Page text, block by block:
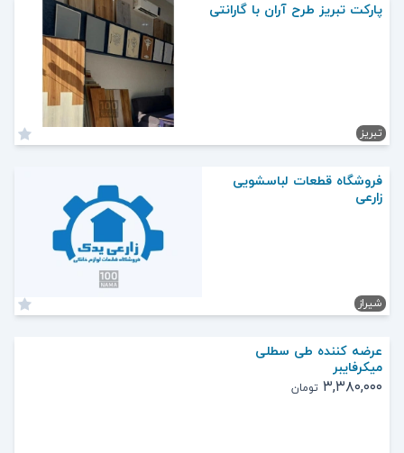
پارکت تبریز طرح آران با گارانتی
تبریز
فروشگاه قطعات لباسشویی
زارعی
شیراز
عرضه کننده طی سطلی
میکرفایبر
۳,۳۸۰,۰۰۰ تومان